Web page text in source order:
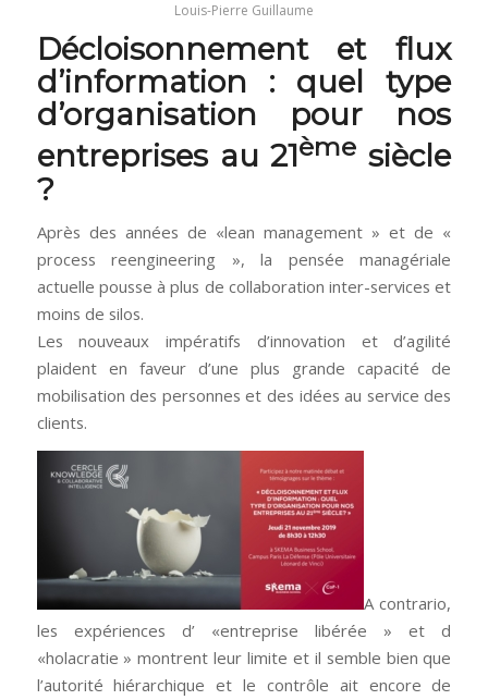
Louis-Pierre Guillaume
Décloisonnement et flux
d’information : quel type
d’organisation pour nos
entreprises au 21ème siècle
?
Après des années de «lean management » et de «
process reengineering », la pensée managériale
actuelle pousse à plus de collaboration inter-services et
moins de silos.
Les nouveaux impératifs d’innovation et d’agilité
plaident en faveur d’une plus grande capacité de
mobilisation des personnes et des idées au service des
clients.
A contrario,
les expériences d’ «entreprise libérée » et d
«holacratie » montrent leur limite et il semble bien que
l’autorité hiérarchique et le contrôle ait encore de